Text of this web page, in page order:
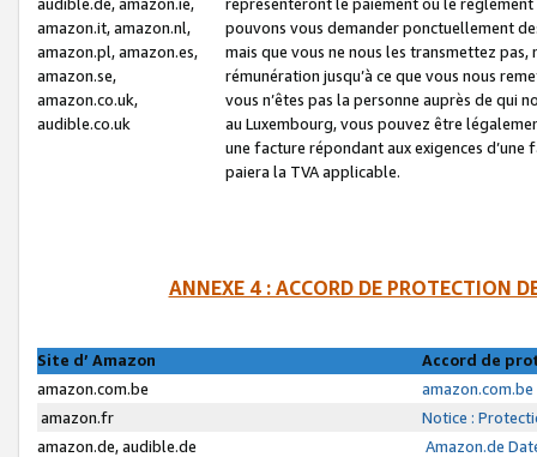
amazon.it, amazon.nl,
amazon.pl, amazon.es,
amazon.se,
amazon.co.uk,
audible.co.uk
pouvons vous demander ponctuellement
mais que vous ne nous les transmettez
rémunération jusqu’à ce que vous nous
vous n’êtes pas la personne auprès de qui
au Luxembourg, vous pouvez être
une facture répondant aux exigences
paiera la TVA applicable.
ANNEXE 4 : ACCORD DE PROTECTION
Site d’ Amazon
Accord de
amazon.com.be
amazon.fr
Notice :
amazon.de, audible.de
Amazon.de